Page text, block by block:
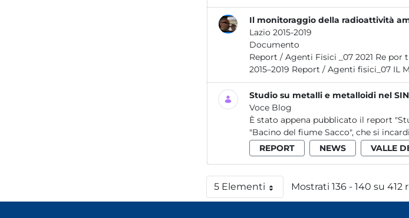
Il monitoraggio della radioattività
Lazio 2015-2019
Documento
Report / Agenti Fisici _07 2021 Re por t - A gen ti F isic i IL MONITORAGGIO DELLA RADIOATTIVITÀ AMBIENTALE NEL LAZIO
Studio su metalli e metalloidi nel
Voce Blog
È stato appena pubblicato il report
"Bacino del fiume Sacco", che si
REPORT
NEWS VALLE
5 ElementiPer paginaMostrati 136 - 140 su 412